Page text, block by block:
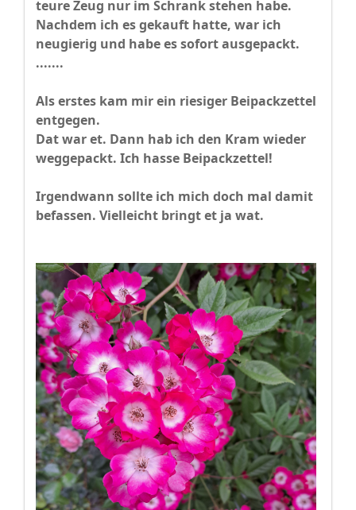
teure Zeug nur im Schrank stehen habe.
Nachdem ich es gekauft hatte, war ich
neugierig und habe es sofort ausgepackt.
.......
Als erstes kam mir ein riesiger Beipackzettel
entgegen.
Dat war et. Dann hab ich den Kram wieder
weggepackt. Ich hasse Beipackzettel!
Irgendwann sollte ich mich doch mal damit
befassen. Vielleicht bringt et ja wat.